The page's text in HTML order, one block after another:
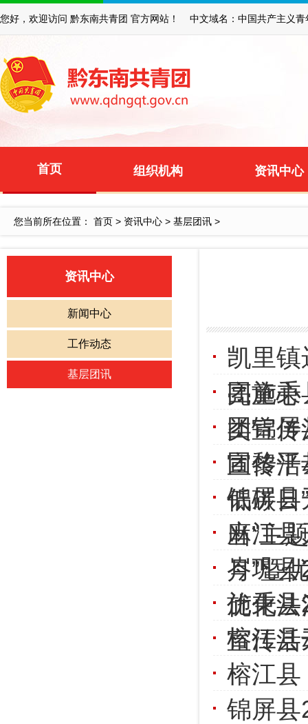
您好，欢迎访问 黔东南共青团 官方网站！ 中文域名：中国共产主义青
首页 组织机构 资讯中心
您当前所在位置： 首页 > 资讯中心 > 基层团讯 >
资讯中心
新闻中心
工作动态
基层团讯
凯里
亮童心
团施
类宣传
团锦屏
宣传活
团黎平
低碳日
锦屏县
当”主
麻江县
月”暨
岑巩县
优化法
施秉县
宣传活
榕江县
榕江县
锦屏县